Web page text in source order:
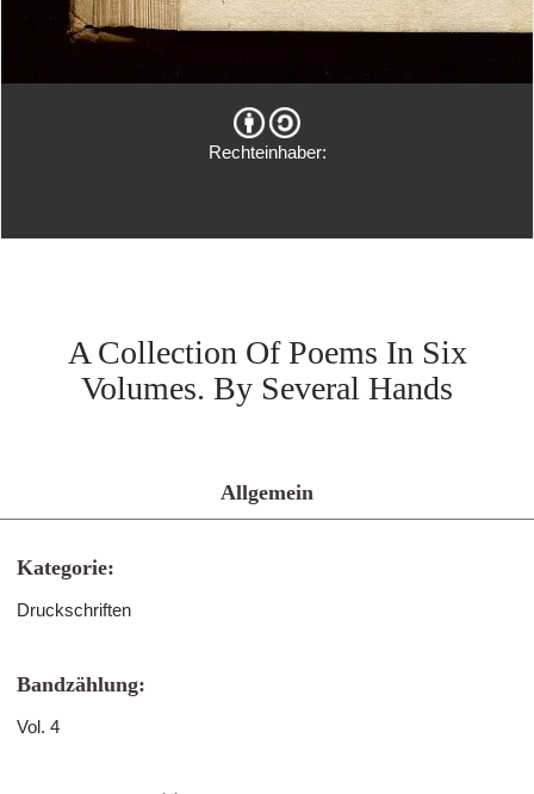
Rechteinhaber:
A Collection Of Poems In Six
Volumes. By Several Hands
Allgemein
Kategorie:
Druckschriften
Bandzählung:
Vol. 4